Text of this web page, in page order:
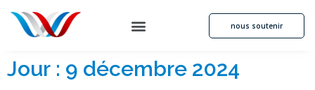
nous soutenir
Jour : 9 décembre 2024